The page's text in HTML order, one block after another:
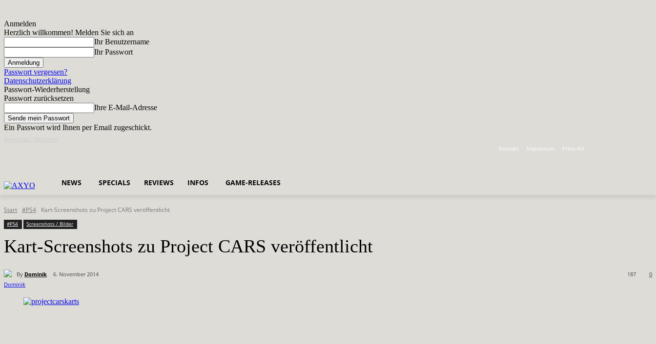
Anmelden
Herzlich willkommen! Melden Sie sich an
Ihr Benutzername
Ihr Passwort
Passwort vergessen?
Datenschutzerklärung
Passwort-Wiederherstellung
Passwort zurücksetzen
Ihre E-Mail-Adresse
Ein Passwort wird Ihnen per Email zugeschickt.
Kontakt
Impressum Press-Kit
NEWS SPECIALS REVIEWS INFOS GAME-RELEASES
Start #PS4 Kart-Screenshots zu Project CARS veröffentlicht
#PS4 Screenshots / Bilder
Kart-Screenshots zu Project CARS veröffentlicht
By Dominik 6. November 2014 0
187